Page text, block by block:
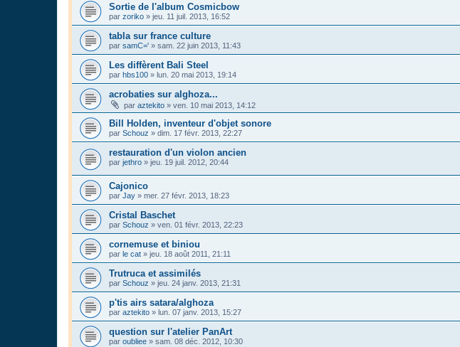
Sortie de l'album Cosmicbow
par zoriko » jeu. 11 juil. 2013, 16:52
tabla sur france culture
par samC=' » sam. 22 juin 2013, 11:43
Les diffèrent Bali Steel
par hbs100 » lun. 20 mai 2013, 19:14
acrobaties sur alghoza...
par aztekito » ven. 10 mai 2013, 14:12
Bill Holden, inventeur d'objet sonore
par Schouz » dim. 17 févr. 2013, 22:27
restauration d'un violon ancien
par jethro » jeu. 19 juil. 2012, 20:44
Cajonico
par Jay » mer. 27 févr. 2013, 18:23
Cristal Baschet
par Schouz » ven. 01 févr. 2013, 22:23
cornemuse et biniou
par le cat » jeu. 18 août 2011, 21:11
Trutruca et assimilés
par Schouz » jeu. 24 janv. 2013, 21:31
p'tis airs satara/alghoza
par aztekito » lun. 07 janv. 2013, 15:27
question sur l'atelier PanArt
par oubliee » sam. 08 déc. 2012, 10:30